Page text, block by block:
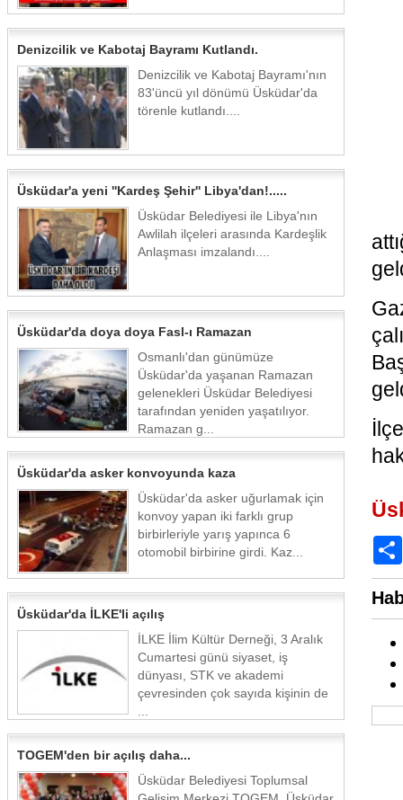
Denizcilik ve Kabotaj Bayramı Kutlandı.
Denizcilik ve Kabotaj Bayramı'nın
83'üncü yıl dönümü Üsküdar'da
törenle kutlandı....
Üsküdar'a yeni ''Kardeş Şehir'' Libya'dan!.....
Üsküdar Belediyesi ile Libya'nın
Awlilah ilçeleri arasında Kardeşlik
Anlaşması imzalandı....
Üsküdar'da doya doya Fasl-ı Ramazan
Osmanlı'dan günümüze
Üsküdar'da yaşanan Ramazan
gelenekleri Üsküdar Belediyesi
tarafından yeniden yaşatılıyor.
Ramazan g...
Üsküdar'da asker konvoyunda kaza
Üsküdar'da asker uğurlamak için
konvoy yapan iki farklı grup
birbirleriyle yarış yapınca 6
otomobil birbirine girdi. Kaz...
Üsküdar'da İLKE'li açılış
İLKE İlim Kültür Derneği, 3 Aralık
Cumartesi günü siyaset, iş
dünyası, STK ve akademi
çevresinden çok sayıda kişinin de
TOGEM'den bir açılış daha...
Üsküdar Belediyesi Toplumsal